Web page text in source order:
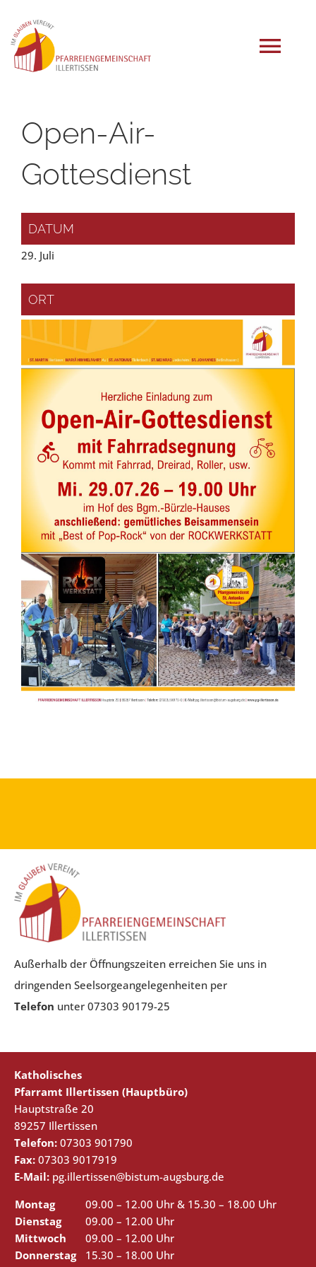
Inhalt
springen
AKTUELLES
GRUPPEN
EINRICHTUNGEN
PFARREIEN
KONTAKT
Open-Air-
Gottesdienst
DATUM
29. Juli
ORT
Außerhalb der Öffnungszeiten erreichen Sie uns in
dringenden Seelsorgeangelegenheiten per
Telefon unter 07303 90179-25
Katholisches
Pfarramt Illertissen (Hauptbüro)
Hauptstraße 20
89257 Illertissen
Telefon:07303 901790
Fax:07303 9017919
E-Mail: pg.illertissen@bistum-augsburg.de
Montag
09.00 – 12.00 Uhr & 15.30 – 18.00 Uhr
Dienstag
09.00 – 12.00 Uhr
Mittwoch
09.00 – 12.00 Uhr
Donnerstag
15.30 – 18.00 Uhr